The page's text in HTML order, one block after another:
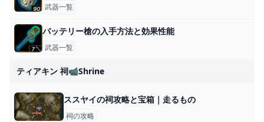
武器一覧
バッテリー槍の入手方法と効果性能
武器一覧
ティアキン 祠📹shrine
ススヤイの祠攻略と宝箱｜走るもの
祠の攻略